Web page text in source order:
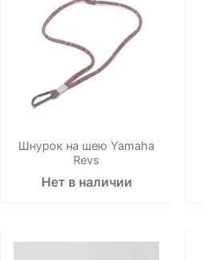
Шнурок на шею Yamaha
Revs
Нет в наличии